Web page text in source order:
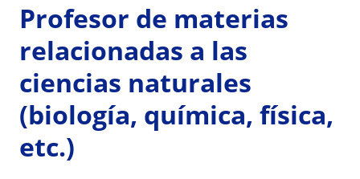
Profesor de materias
relacionadas a las
ciencias naturales
(biología, química, física,
etc.)